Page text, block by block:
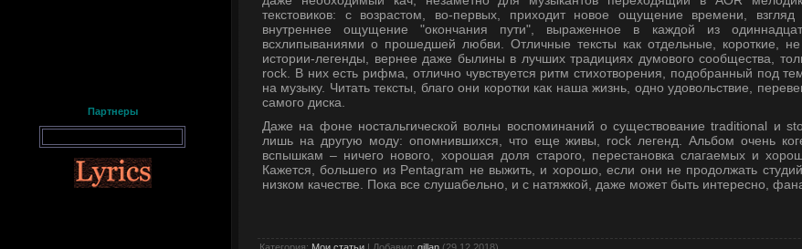
Партнеры
текстовиков: с возрастом, во-первых, приходит новое ощущение времени, взгляд
внутреннее ощущение "окончания пути", выраженное в каждой из
всхлипываниями о прошедшей любви. Отличные тексты как отдельные, короткие,
истории-легенды, вернее даже былины в лучших традициях думового сообщества,
rock. В них есть рифма, отлично чувствуется ритм стихотворения, подобранный под
на музыку. Читать тексты, благо они коротки как наша жизнь, одно удовольствие,
самого диска.
Даже на фоне ностальгической волны воспоминаний о существование traditional и
лишь на другую моду: опомнившихся, что еще живы, rock легенд. Альбом очень
вспышкам – ничего нового, хорошая доля старого, перестановка слагаемых и
Кажется, большего из Pentagram не выжить, и хорошо, если они не продолжать
низком качестве. Пока все слушабельно, и с натяжкой, даже может быть интересно,